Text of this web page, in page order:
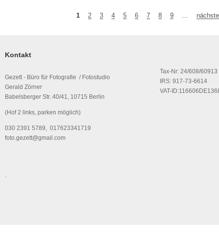
1 2 3 4 5 6 7 8 9 …
Kontakt
Gezett - Büro für Fotografie / Fotostudio
Gerald Zörner
Babelsberger Str. 40/41, 10715 Berlin
(Hof 2 links, parken möglich)
030 2391 5789, 017623341719
foto.gezett@gmail.com
Tax-Nr: 24/608/60913
IRS: 917-73-6614
VAT-
.